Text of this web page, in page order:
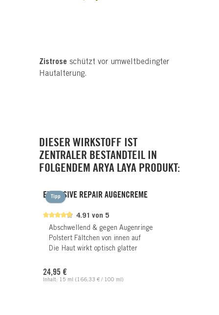
Zistrose schützt vor umweltbedingter
Hautalterung.
DIESER WIRKSTOFF IST
ZENTRALER BESTANDTEIL IN
FOLGENDEM ARYA LAYA PRODUKT:
Tipp
4.91 von 5
EXCLUSIVE REPAIR AUGENCREME
Abschwellend & gegen Augenringe
Polstert Fältchen von innen auf
Die Haut wirkt optisch glatter
Inhalt: 15 ml (166,33 € / 100 ml)
24,95 €